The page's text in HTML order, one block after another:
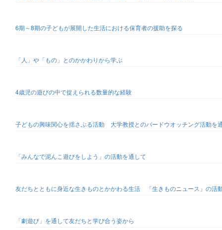
6期～8期の子どもが展開した生活における保育者の援助を探る
「人」や「もの」とのかかわりから学ぶ
4歳児の遊びの中で捉えられる数量的な経験
子どもの興味関心を揺さぶる活動 大学教授とのバードウオッチング活動を
「みんなで泥んこ遊びをしよう」の活動を通して
友だちとともに身近な生きものとかかわる生活 「生きものニュース」の活
「劇遊び」を通して友だちと学び合う姿から